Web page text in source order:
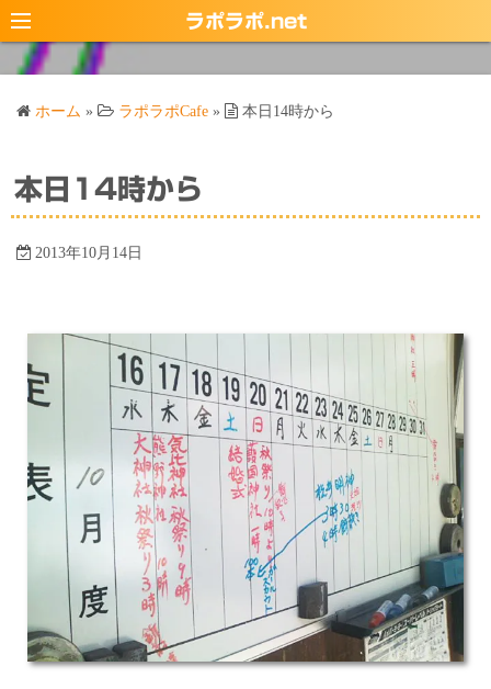
コ
ン
ス
キ
ラポラポ.net
ホーム » ラポラポCafe » 本日14時から
本日14時から
2013年10月14日